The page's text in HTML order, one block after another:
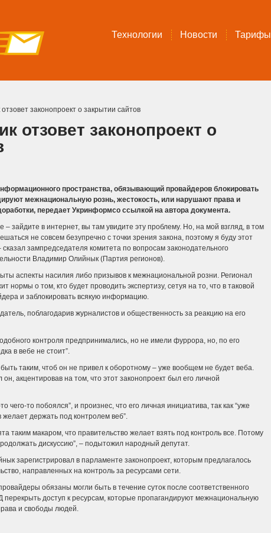
Технологии Новости Тарифы
законопроект о закрытии сайтов
отзовет законопроект о
пространства, обязывающий провайдеров блокировать
межнациональную рознь, жестокость, или нарушают права и
передает Укринформсо ссылкой на автора документа.
– зайдите в интернет, вы там увидите эту проблему. Но, на мой взгляд, в том
не совсем безупречно с точки зрения закона, поэтому я буду этот
сказал зампредседателя комитета по вопросам законодательного
Владимир Олийнык (Партия регионов).
аспекты насилия либо призывов к межнациональной розни. Регионал
нормы о том, кто будет проводить экспертизу, сетуя на то, что в таковой
и заблокировать всякую информацию.
поблагодарив журналистов и общественность за реакцию на его
контроля предпринимались, но не имели фуррора, но, по его
в вебе не стоит”.
таким, чтоб он не привел к оборотному – уже вообщем не будет веба.
акцентировав на том, что этот законопроект был его личной
чего-то побоялся”, и произнес, что его личная инициатива, так как “уже
держать под контролем веб”.
таким макаром, что правительство желает взять под контроль все. Потому
дискуссию”, – подытожил народный депутат.
зарегистрировал в парламенте законопроект, которым предлагалось
направленных на контроль за ресурсами сети.
обязаны могли быть в течение суток после соответственного
доступ к ресурсам, которые пропагандируют межнациональную
и свободы людей.